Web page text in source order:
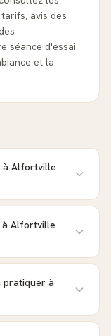
avis des
séance d'essai
et la
à Alfortville
à Alfortville
pratiquer à